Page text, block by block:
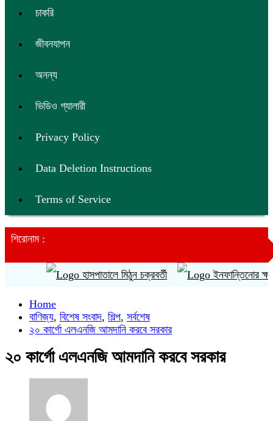
চাকরি
জীবনযাপন
অনন্য
ভিডিও গ্যালারী
Privacy Policy
Data Deletion Instructions
Terms of Service
শিরোনাম :
হাসপাতালে মিঠুন চক্রবর্তী ইনফান্তিনোর
Home
বাণিজ্য, বিশেষ সংবাদ, শিল্প, সর্বশেষ
২০ কার্গো এলএনজি আমদানি করবে সরকার
২০ কার্গো এলএনজি আমদানি করবে সরকার